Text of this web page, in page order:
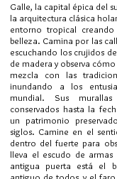
Galle, la capital épica del
la arquitectura clásica
entorno tropical
belleza. Camina por las
escuchando los crujidos
de madera y observa
mezcla con las
inundando a los
mundial. Sus
conservados hasta la
un patrimonio
siglos. Camine en el
dentro del fuerte para
lleva el escudo de
antigua puerta está el